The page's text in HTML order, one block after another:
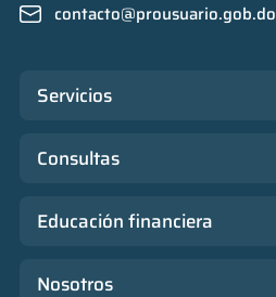
contacto@prousuario.gob.do
Servicios
Consultas
Educación financiera
Nosotros